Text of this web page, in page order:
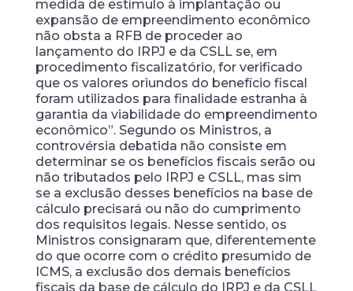
medida de estímulo à implantação ou
expansão de empreendimento econômico
não obsta a RFB de proceder ao
lançamento do IRPJ e da CSLL se, em
procedimento fiscalizatório, for verificado
que os valores oriundos do benefício fiscal
foram utilizados para finalidade estranha à
garantia da viabilidade do empreendimento
econômico”. Segundo os Ministros, a
controvérsia debatida não consiste em
determinar se os benefícios fiscais serão ou
não tributados pelo IRPJ e CSLL, mas sim
se a exclusão desses benefícios na base de
cálculo precisará ou não do cumprimento
dos requisitos legais. Nesse sentido, os
Ministros consignaram que, diferentemente
do que ocorre com o crédito presumido de
ICMS, a exclusão dos demais benefícios
fiscais da base de cálculo do IRPJ e da CSLL